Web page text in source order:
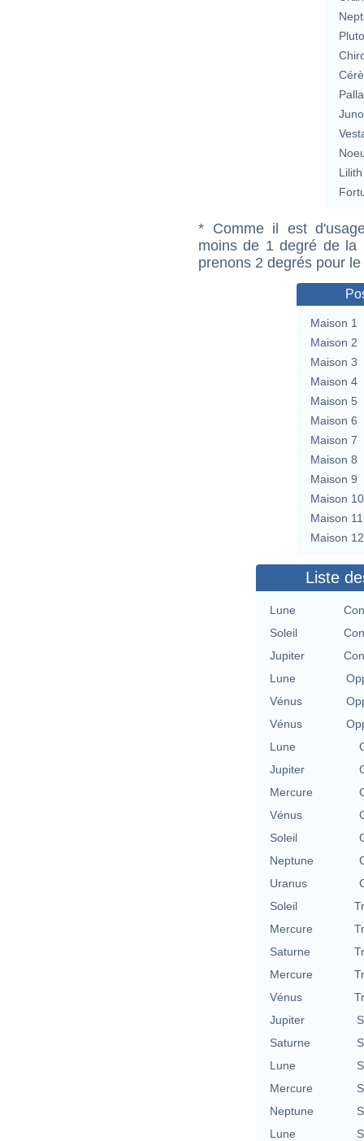
Lilith
* Comme il est
moins de 1 degré de la
prenons 2 degrés pour
Maison 1
Maison 2
Maison 3
Maison 4
Maison 5
Maison 6
Maison 7
Maison 8
Maison 9
Maison 10
Maison 11
Maison 12
Liste
Lune
Soleil
Jupiter
Lune
Vénus
Vénus
Lune
Jupiter
Mercure
Vénus
Soleil
Neptune
Uranus
Soleil
Mercure
Saturne
Mercure
Vénus
Jupiter
Saturne
Lune
Mercure
Neptune
Lune